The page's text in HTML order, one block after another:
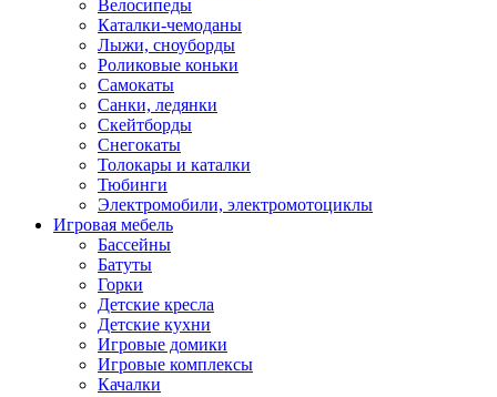
Велосипеды
Каталки-чемоданы
Лыжи, сноуборды
Роликовые коньки
Самокаты
Санки, ледянки
Скейтборды
Снегокаты
Толокары и каталки
Тюбинги
Электромобили, электромотоциклы
Игровая мебель
Бассейны
Батуты
Горки
Детские кресла
Детские кухни
Игровые домики
Игровые комплексы
Качалки